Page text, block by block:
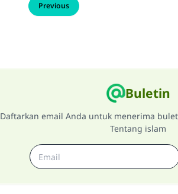
Previous
Buletin
Daftarkan email Anda untuk menerima
Tentang islam